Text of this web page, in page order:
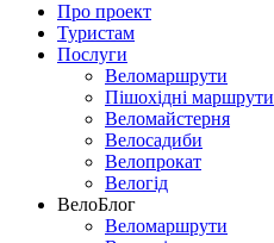
Про проект
Туристам
Послуги
Веломаршрути
Пішохідні маршрути
Веломайстерня
Велосадиби
Велопрокат
Велогід
ВелоБлог
Веломаршрути